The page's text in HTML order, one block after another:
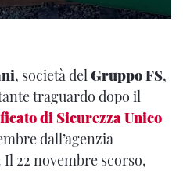
, società delGruppo FS,
traguardo dopo il
di Sicurezza Unico
dall’agenzia
Il 22 novembre scorso,